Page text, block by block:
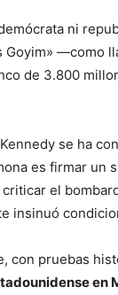
ni
Goyim» —como
de 3.800
se ha
es firmar un
el
insinuó
con pruebas
en